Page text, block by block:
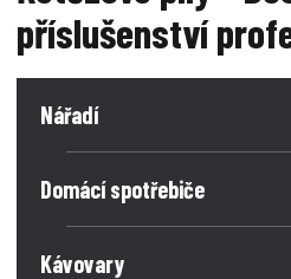
příslušenství
Nářadí
Domácí spotřebiče
Kávovary